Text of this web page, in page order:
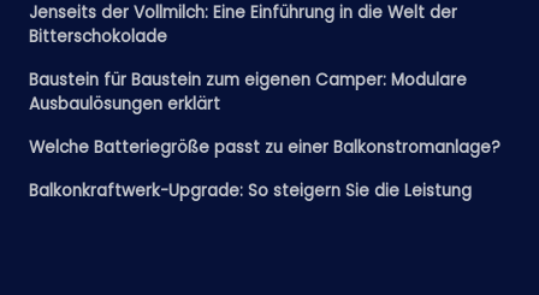
Jenseits der Vollmilch: Eine Einführung in die Welt der
Bitterschokolade
Baustein für Baustein zum eigenen Camper: Modulare
Ausbaulösungen erklärt
Welche Batteriegröße passt zu einer Balkonstromanlage?
Balkonkraftwerk-Upgrade: So steigern Sie die Leistung